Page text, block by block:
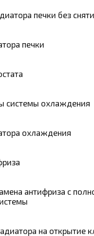
печки без
печки
системы охлаждения
охлаждения
антифриза с
на открытие